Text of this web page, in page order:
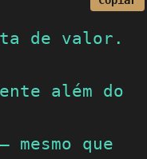
de valor.
além do
que